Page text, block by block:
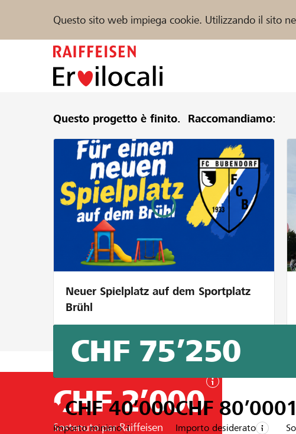
Questo sito web impiega cookie. Utilizzando il sito
Sostenere Aiuto & supporto Partner /
Trova progetti e organizzazioni
FR IT
Questo progetto è finito. Raccomandiamo:
Neuer Spielplatz auf dem Sportplatz
Brühl
CHF 2’000
Sostenuto par Raiffeisen
CHF 75’250
CHF 40’000
Importo minimo
CHF 80’000
Importo desiderato